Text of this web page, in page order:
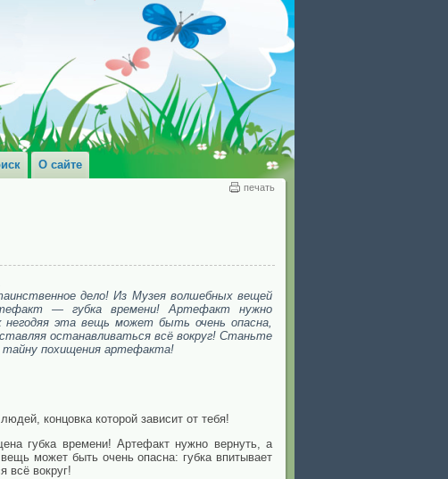
О сайте
печать
дело! Из Музея волшебных вещей
— губка времени! Артефакт нужно
негодяя эта вещь может быть очень опасна,
останавливаться всё вокруг! Станьте
похищения артефакта!
концовка которой зависит от тебя!
губка времени! Артефакт нужно вернуть, а
может быть очень опасна: губка впитывает
всё вокруг!